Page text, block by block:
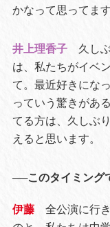
かなって思ってます
井上理香子
久し
は、私たちがイベ
て。最近好きにな
っていう驚きがあ
てる方は、久しぶ
えると思います。
──このタイミング
伊藤
全公演に行